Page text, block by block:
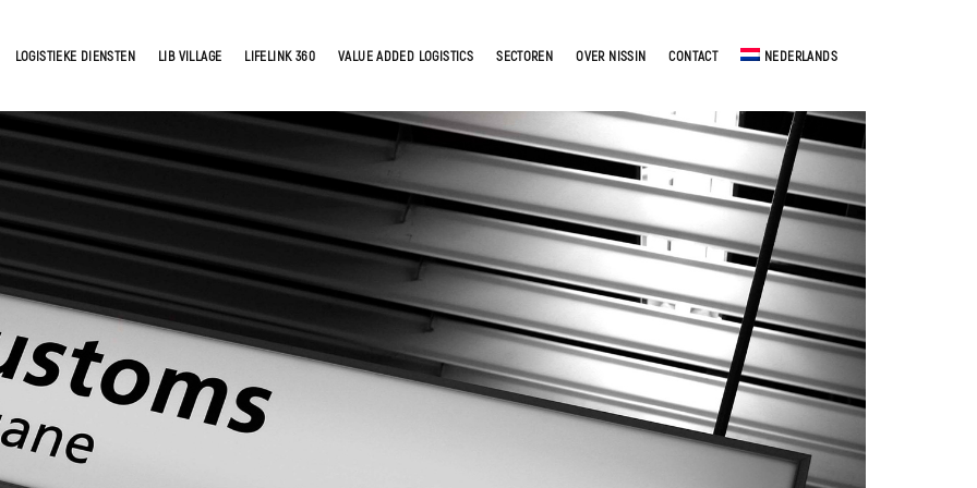
LOGISTIEKE DIENSTEN LIB VILLAGE LIFELINK 360 VALUE ADDED LOGISTICS SECTOREN OVER NISSIN CONTACT NEDERLANDS